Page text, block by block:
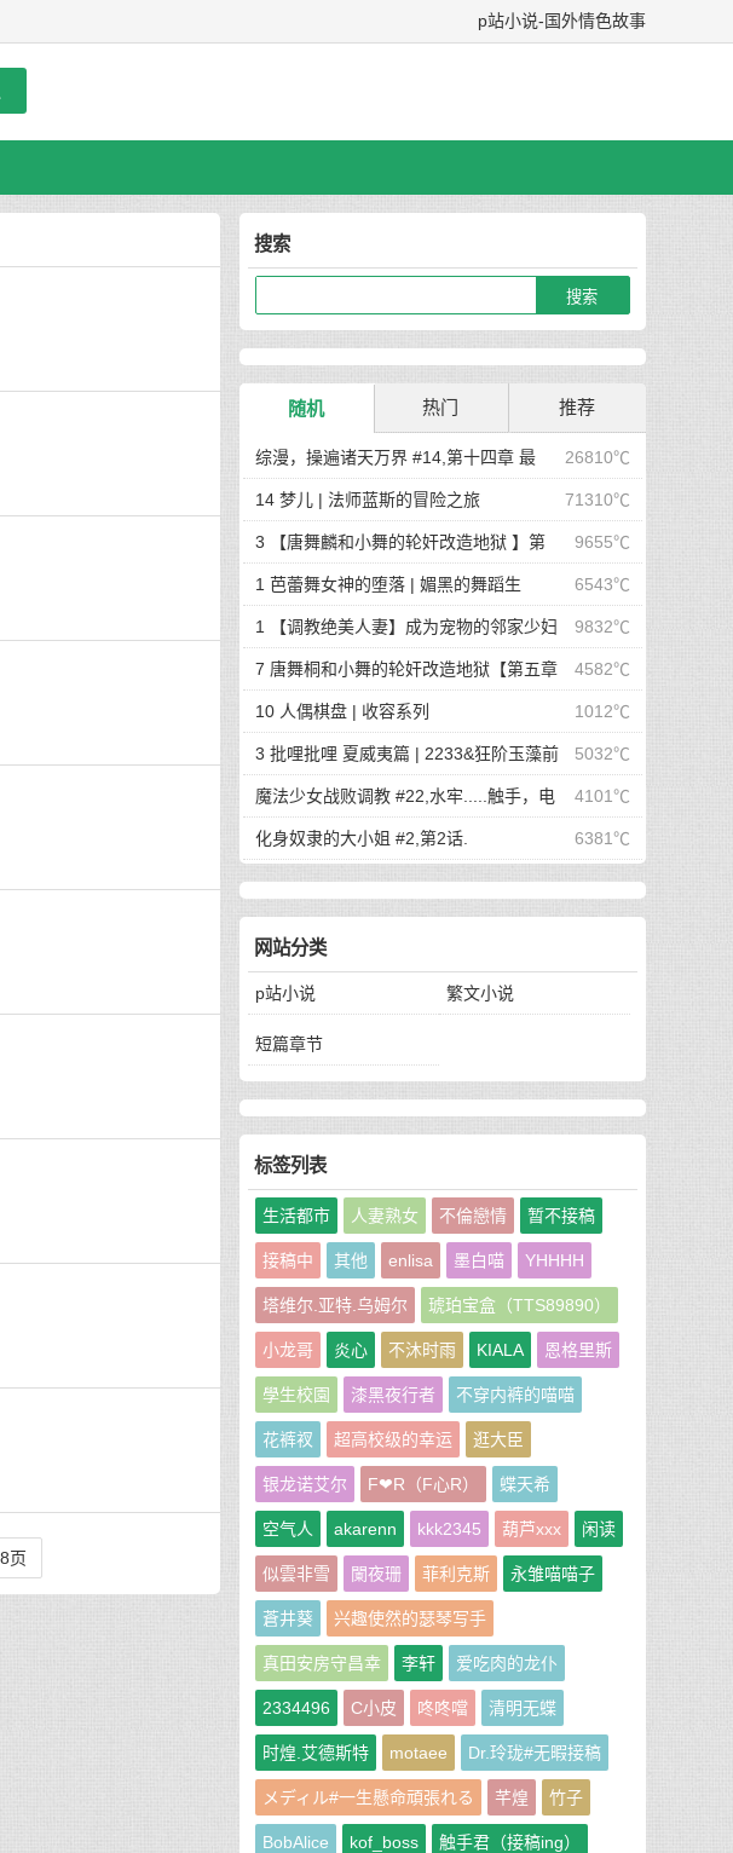
p站小说-国外情色故事
页
搜索
随机 热门 推荐
26810℃
综漫，操遍诸天万界 #14,第十四章 最
后在岛屿上的狂欢派对 71310℃
14 梦儿 | 法师蓝斯的冒险之旅
9655℃
3 【唐舞麟和小舞的轮奸改造地狱 】第
一章 惊世魔王现身 | 斗罗大陆同人 6543℃
1 芭蕾舞女神的堕落 | 媚黑的舞蹈生
9832℃
1 【调教绝美人妻】成为宠物的邻家少妇
| 成为宠物的邻家少妇 4582℃
7 唐舞桐和小舞的轮奸改造地狱【第五章
最终的沦陷】 | 斗罗大陆同人 1012℃
10 人偶棋盘 | 收容系列
5032℃
3 批哩批哩 夏威夷篇 | 2233&狂阶玉藻前
篇 4101℃
魔法少女战败调教 #22,水牢.....触手，电
击，冰块，高潮寸止.....我在干什么啊我 6381℃
化身奴隶的大小姐 #2,第2话.
网站分类
p站小说 繁文小说
短篇章节
标签列表
生活都市 人妻熟女 不倫戀情 暂不接稿
接稿中 其他 enlisa 墨白喵 YHHHH
塔维尔.亚特.乌姆尔 琥珀宝盒（TTS89890）
小龙哥 炎心 不沐时雨 KIALA 恩格里斯
學生校園 漆黑夜行者 不穿内裤的喵喵
花裤衩 超高校级的幸运 逛大臣
银龙诺艾尔 F❤R（F心R） 蝶天希
空气人 akarenn kkk2345 葫芦xxx 闲读
似雲非雪 闌夜珊 菲利克斯 永雏喵喵子
蒼井葵 兴趣使然的瑟琴写手
真田安房守昌幸 李轩 爱吃肉的龙仆
2334496 C小皮 咚咚噹 清明无蝶
时煌.艾德斯特 motaee Dr.玲珑#无暇接稿
メディル#一生懸命頑張れる 芊煌 竹子
BobAlice kof_boss 触手君（接稿ing）